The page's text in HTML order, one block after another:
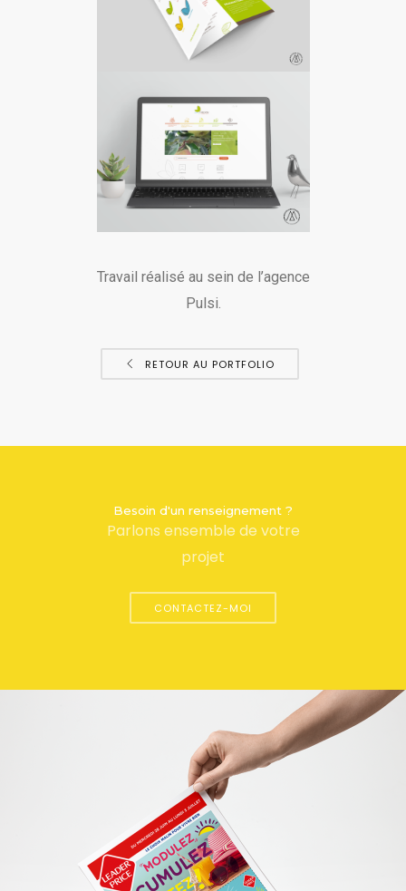
Travail réalisé au sein de l’agence
Pulsi.
RETOUR AU PORTFOLIO
Besoin d'un renseignement ?
Parlons ensemble de votre
projet
CONTACTEZ-MOI